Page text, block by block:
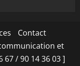
Contact
communication et
67 / 90 14 36 03 ]